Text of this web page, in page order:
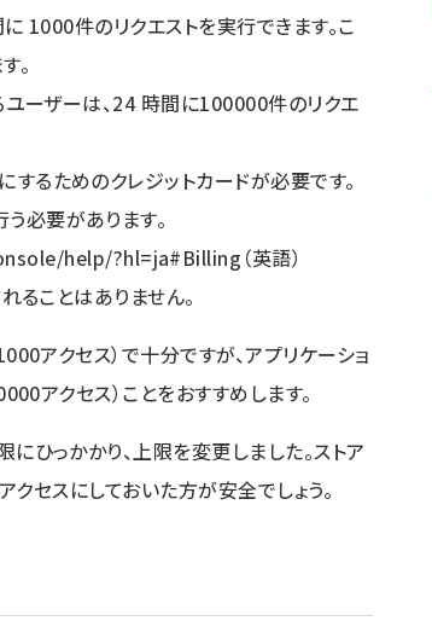
1000件のリクエストを実行できます。こ
。
ーザーは、24 時間に100000件のリクエ
るためのクレジットカードが必要です。
必要があります。
help/?hl=ja#Billing （英語）
ことはありません。
アクセス）で十分ですが、アプリケーショ
アクセス）ことをおすすめします。
ひっかかり、上限を変更しました。ストア
セスにしておいた方が安全でしょう。